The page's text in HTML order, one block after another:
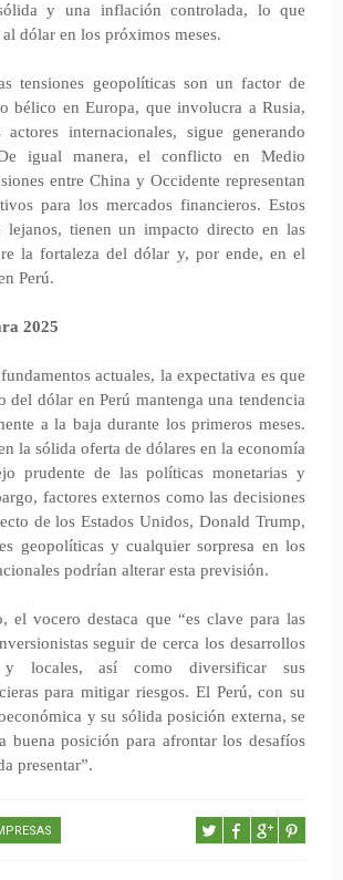
y una inflación controlada, lo que
dólar en los próximos meses.
tensiones geopolíticas son un factor de
bélico en Europa, que involucra a Rusia,
internacionales, sigue generando
igual manera, el conflicto en Medio
entre China y Occidente representan
para los mercados financieros. Estos
lejanos, tienen un impacto directo en las
la fortaleza del dólar y, por ende, en el
Perú.
2025
actuales, la expectativa es que
del dólar en Perú mantenga una tendencia
a la baja durante los primeros meses.
la sólida oferta de dólares en la economía
prudente de las políticas monetarias y
factores externos como las decisiones
de los Estados Unidos, Donald Trump,
geopolíticas y cualquier sorpresa en los
podrían alterar esta previsión.
el vocero destaca que “es clave para las
seguir de cerca los desarrollos
y locales, así como diversificar sus
para mitigar riesgos. El Perú, con su
y su sólida posición externa, se
buena posición para afrontar los desafíos
presentar”.